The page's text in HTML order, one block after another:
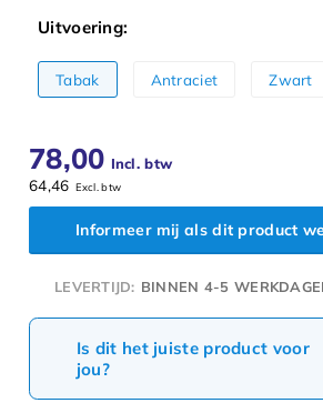
Uitvoering:
Tabak Antraciet Zwart
78,00 Incl. btw
64,46 Excl. btw
Informeer mij als dit product
LEVERTIJD: BINNEN 4-5
Is dit het juiste product voor
jou?